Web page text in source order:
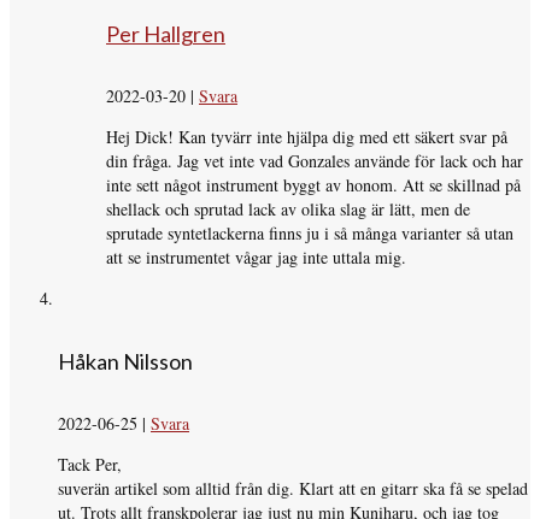
Per Hallgren
2022-03-20 | Svara
Hej Dick! Kan tyvärr inte hjälpa dig med ett säkert svar på
din fråga. Jag vet inte vad Gonzales använde för lack och har
inte sett något instrument byggt av honom. Att se skillnad på
shellack och sprutad lack av olika slag är lätt, men de
sprutade syntetlackerna finns ju i så många varianter så utan
att se instrumentet vågar jag inte uttala mig.
Håkan Nilsson
2022-06-25 | Svara
Tack Per,
suverän artikel som alltid från dig. Klart att en gitarr ska få se spelad
ut. Trots allt franskpolerar jag just nu min Kuniharu, och jag tog